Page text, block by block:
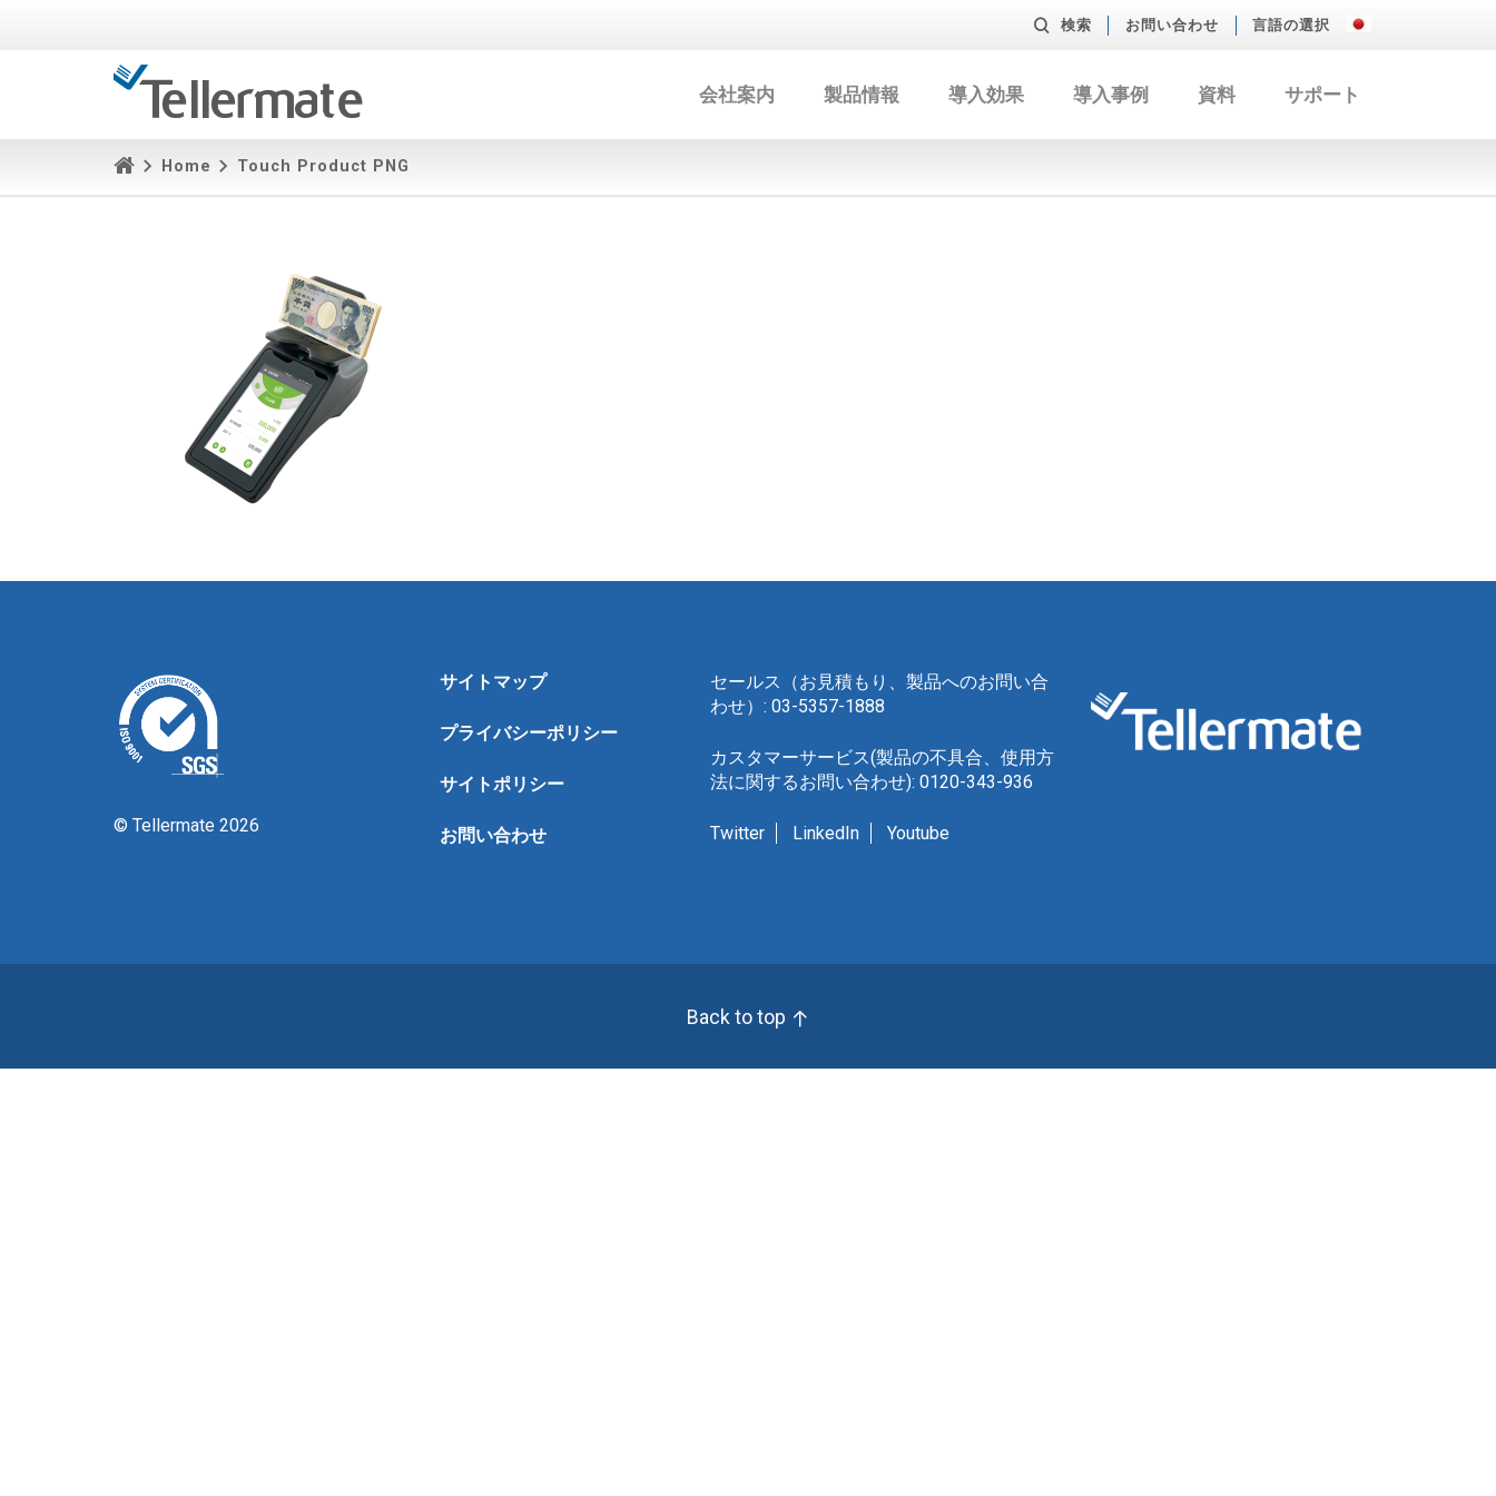
検索 お問い合わせ 言語の選択
会社案内 製品情報 導入効果 導入事例 資料 サポート
Home Touch Product PNG
© Tellermate 2026
サイトマップ
プライバシーポリシー
サイトポリシー
お問い合わせ
セールス（お見積もり、製品へのお問い合
わせ）: 03-5357-1888
カスタマーサービス(製品の不具合、使用方
法に関するお問い合わせ): 0120-343-936
Twitter LinkedIn Youtube
Back to top